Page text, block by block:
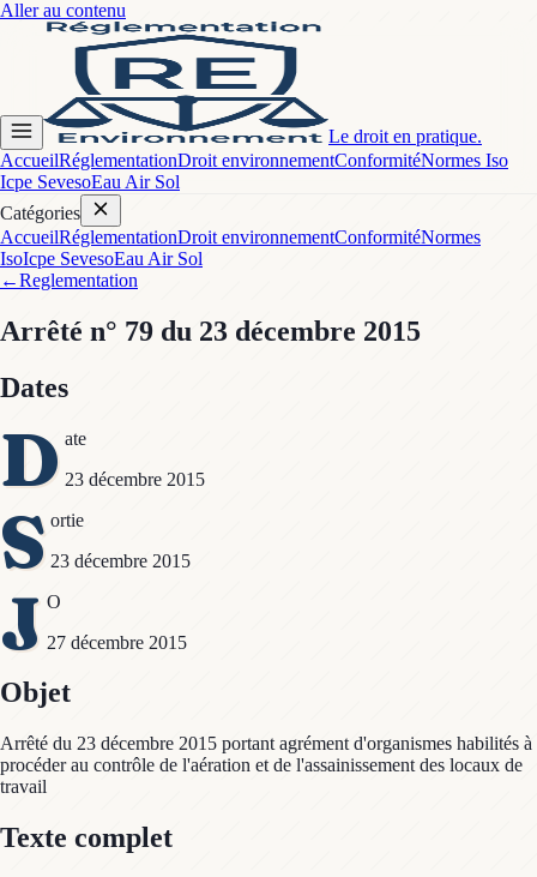
Aller au contenu
Le droit en pratique.
AccueilRéglementationDroit environnementConformitéNormes Iso
Icpe SevesoEau Air Sol
Catégories
AccueilRéglementationDroit environnementConformitéNormes
IsoIcpe SevesoEau Air Sol
←Reglementation
Arrêté n° 79 du 23 décembre 2015
Dates
D ate
23 décembre 2015
S ortie
23 décembre 2015
J O
27 décembre 2015
Objet
Arrêté du 23 décembre 2015 portant agrément d'organismes habilités à
procéder au contrôle de l'aération et de l'assainissement des locaux de
travail
Texte complet